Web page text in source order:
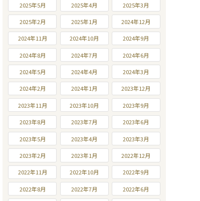
2025年5月 2025年4月 2025年3月
2025年2月 2025年1月 2024年12月
2024年11月 2024年10月 2024年9月
2024年8月 2024年7月 2024年6月
2024年5月 2024年4月 2024年3月
2024年2月 2024年1月 2023年12月
2023年11月 2023年10月 2023年9月
2023年8月 2023年7月 2023年6月
2023年5月 2023年4月 2023年3月
2023年2月 2023年1月 2022年12月
2022年11月 2022年10月 2022年9月
2022年8月 2022年7月 2022年6月